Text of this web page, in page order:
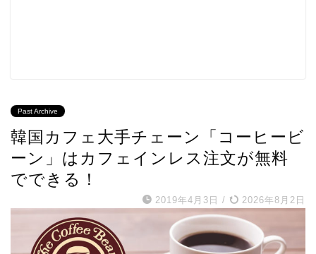
Past Archive
韓国カフェ大手チェーン「コーヒービ
ーン」はカフェインレス注文が無料
でできる！
2019年4月3日 / 2026年8月2日